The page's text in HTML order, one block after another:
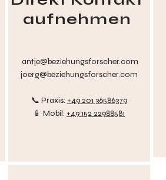
aufnehmen
antje@beziehungsforscher.com
joerg@beziehungsforscher.com
📞 Praxis: +49 201 36586379
📱 Mobil: +49 152 22988581